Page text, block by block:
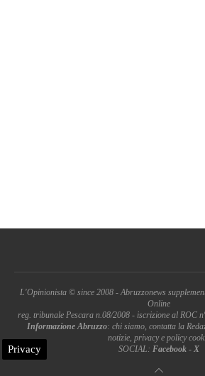
L'Opinionista © since 2008 - Abruzzonews
Online
reg. tribunale Pescara n.08/2008 - iscrizione al ROC
Informazione Abruzzo: chi siamo, contatta la
notizie, privacy e policy
SOCIAL: Facebook - X
Privacy